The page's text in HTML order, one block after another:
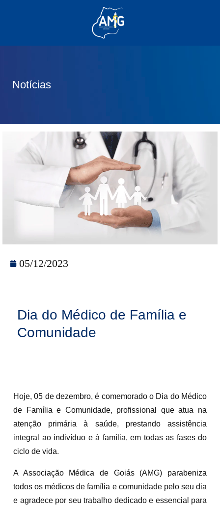
Notícias
05/12/2023
Dia do Médico de Família e
Comunidade
Hoje, 05 de dezembro, é comemorado o Dia do Médico
de Família e Comunidade, profissional que atua na
atenção primária à saúde, prestando assistência
integral ao indivíduo e à família, em todas as fases do
ciclo de vida.
A Associação Médica de Goiás (AMG) parabeniza
todos os médicos de família e comunidade pelo seu dia
e agradece por seu trabalho dedicado e essencial para